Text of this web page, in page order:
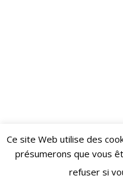
Restez informé·e des
Ce site Web utilise des
présumerons que vous
refuser si